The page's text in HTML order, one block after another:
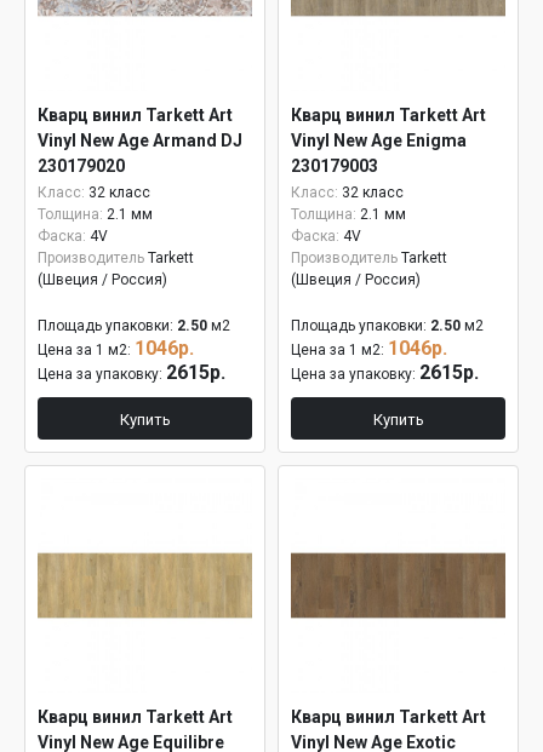
Кварц винил Tarkett Art
Vinyl New Age Armand DJ
230179020
Класс: 32 класс
Толщина: 2.1 мм
Фаска: 4V
Производитель Tarkett
(Швеция / Россия)
Площадь упаковки: 2.50 м2
Цена за 1 м2: 1046р.
Цена за упаковку: 2615р.
Купить
Кварц винил Tarkett Art
Vinyl New Age Enigma
230179003
Класс: 32 класс
Толщина: 2.1 мм
Фаска: 4V
Производитель Tarkett
(Швеция / Россия)
Площадь упаковки: 2.50 м2
Цена за 1 м2: 1046р.
Цена за упаковку: 2615р.
Купить
Кварц винил Tarkett Art
Vinyl New Age Equilibre
Кварц винил Tarkett Art
Vinyl New Age Exotic